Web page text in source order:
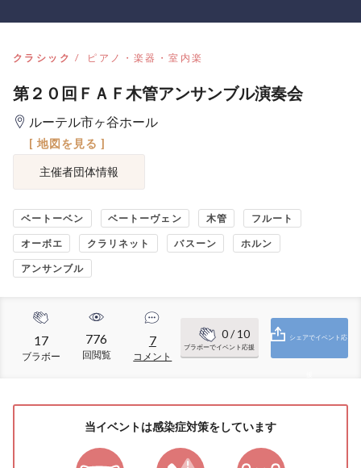
クラシック ピアノ・楽器・室内楽
第２０回ＦＡＦ木管アンサンブル演奏会
ルーテル市ヶ谷ホール
[ 地図を見る ]
主催者団体情報
ベートーベン ベートーヴェン 木管 フルート
オーボエ クラリネット バスーン ホルン
アンサンブル
17
ブラボー
776
回閲覧
7
コメント
0/ 10
ブラボーでイベント応援
シェアでイベント応
当イベントは感染症対策をしています